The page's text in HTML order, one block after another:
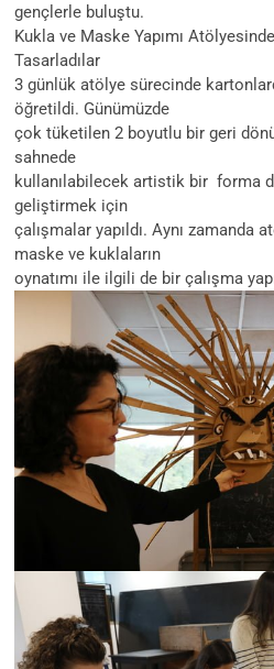
gençlerle buluştu.
Kukla ve Maske Yapımı
Tasarladılar
3 günlük atölye sürecinde
öğretildi. Günümüzde
çok tüketilen 2 boyutlu bir geri
sahnede
kullanılabilecek artistik bir forma
geliştirmek için
çalışmalar yapıldı. Aynı zamanda
maske ve kuklaların
oynatımı ile ilgili de bir çalışma